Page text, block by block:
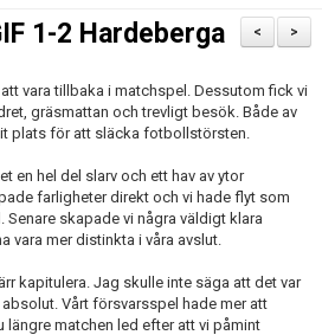
>
<
1-2 Hardeberga
vara tillbaka i matchspel. Dessutom fick vi
gräsmattan och trevligt besök. Både av
plats för att släcka fotbollstörsten.
en hel del slarv och ett hav av ytor
farligheter direkt och vi hade flyt som
skapade vi några väldigt klara
vara mer distinkta i våra avslut.
kapitulera. Jag skulle inte säga att det var
Vårt försvarsspel hade mer att
längre matchen led efter att vi påmint